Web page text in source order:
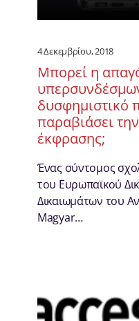
4 Δεκεμβρίου, 2018
Μπορεί η
δυσφημιστικό
παραβιάσει
έκφρασης;
Ένας σύντομος
του Ευρωπαϊκού
Δικαιωμάτων του
Magyar…